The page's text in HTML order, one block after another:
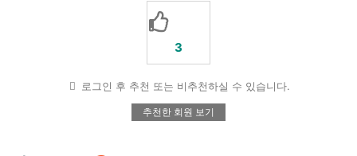
3
로그인 후 추천 또는 비추천하실 수 있습니다.
추천한 회원 보기